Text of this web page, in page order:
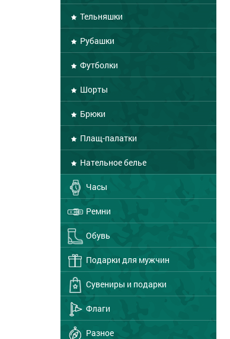
Тельняшки
Рубашки
Футболки
Шорты
Брюки
Плащ-палатки
Нательное белье
Часы
Ремни
Обувь
Подарки для мужчин
Сувениры и подарки
Флаги
Разное